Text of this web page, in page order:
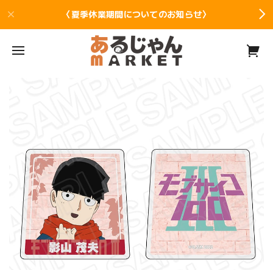
〈夏季休業期間についてのお知らせ〉